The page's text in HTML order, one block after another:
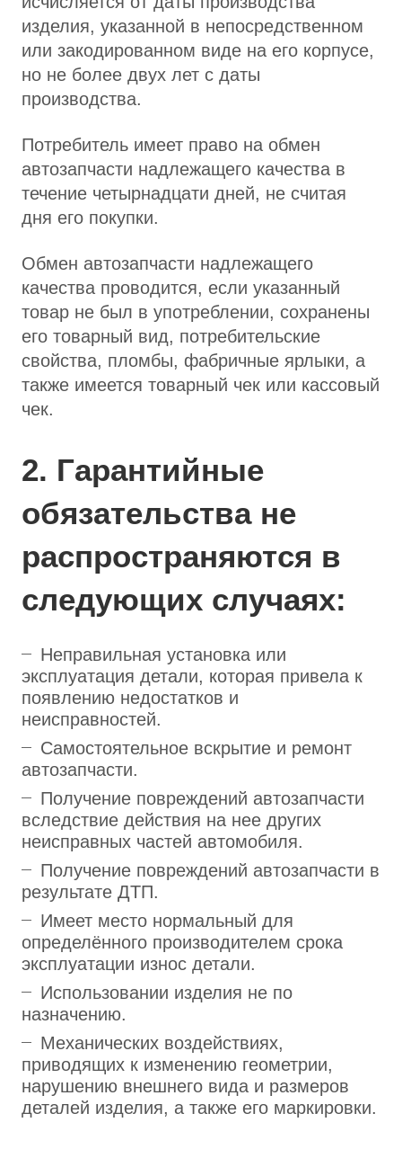
изделия, указанной в непосредственном
или закодированном виде на его корпусе,
но не более двух лет с даты
производства.
Потребитель имеет право на обмен
автозапчасти надлежащего качества в
течение четырнадцати дней, не считая
дня его покупки.
Обмен автозапчасти надлежащего
качества проводится, если указанный
товар не был в употреблении, сохранены
его товарный вид, потребительские
свойства, пломбы, фабричные ярлыки, а
также имеется товарный чек или кассовый
чек.
2. Гарантийные
обязательства не
распространяются в
следующих случаях:
Неправильная установка или
эксплуатация детали, которая привела к
появлению недостатков и
неисправностей.
Самостоятельное вскрытие и ремонт
автозапчасти.
Получение повреждений автозапчасти
вследствие действия на нее других
неисправных частей автомобиля.
Получение повреждений автозапчасти в
результате ДТП.
Имеет место нормальный для
определённого производителем срока
эксплуатации износ детали.
Использовании изделия не по
назначению.
Механических воздействиях,
приводящих к изменению геометрии,
нарушению внешнего вида и размеров
деталей изделия, а также его маркировки.